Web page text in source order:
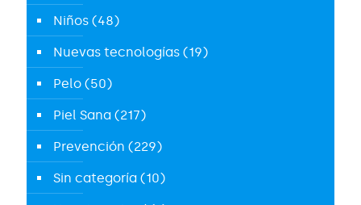
Niños (48)
Nuevas tecnologías (19)
Pelo (50)
Piel Sana (217)
Prevención (229)
Sin categoría (10)